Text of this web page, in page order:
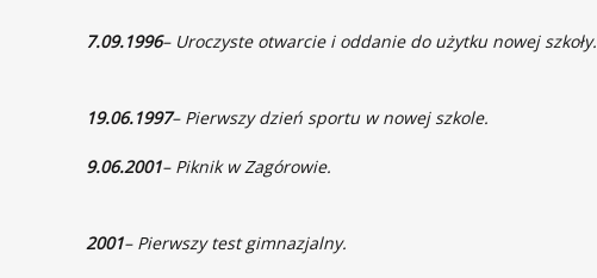
7.09.1996– Uroczyste otwarcie i oddanie do użytku nowej szkoły.
19.06.1997– Pierwszy dzień sportu w nowej szkole.
9.06.2001– Piknik w Zagórowie.
2001– Pierwszy test gimnazjalny.